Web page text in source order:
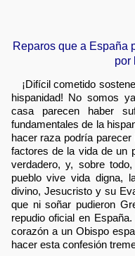
Reparos que a España
por
¡Difícil cometido
hispanidad! No somos
casa parecen haber
fundamentales de la
hacer raza podría
factores de la vida de un
verdadero, y, sobre
pueblo vive vida digna,
divino, Jesucristo y su
que ni soñar pudieron
repudio oficial en
corazón a un Obispo
hacer esta confesión